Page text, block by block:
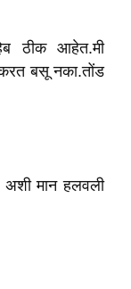
ठीक आहेत.मी
करत बसू नका.तोंड
अशी मान हलवली